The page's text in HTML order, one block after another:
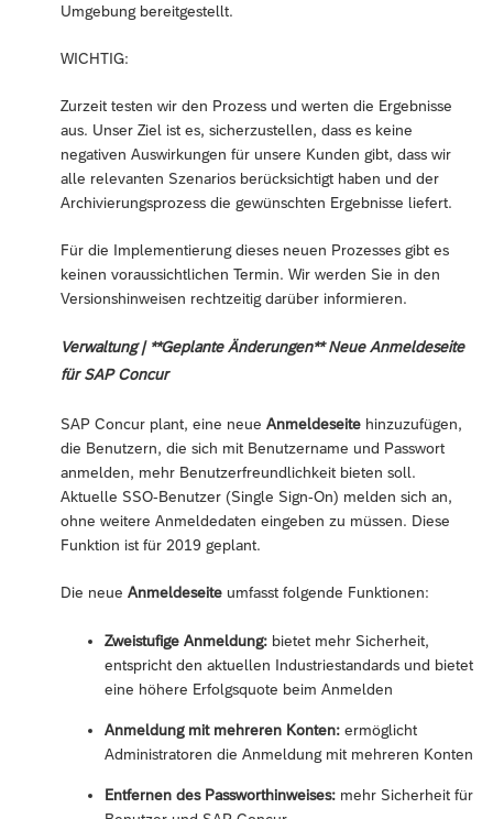
Umgebung bereitgestellt.
WICHTIG:
Zurzeit testen wir den Prozess und werten die Ergebnisse
aus. Unser Ziel ist es, sicherzustellen, dass es keine
negativen Auswirkungen für unsere Kunden gibt, dass wir
alle relevanten Szenarios berücksichtigt haben und der
Archivierungsprozess die gewünschten Ergebnisse liefert.
Für die Implementierung dieses neuen Prozesses gibt es
keinen voraussichtlichen Termin. Wir werden Sie in den
Versionshinweisen rechtzeitig darüber informieren.
Verwaltung | **Geplante Änderungen** Neue Anmeldeseite
für SAP Concur
SAP Concur plant, eine neue Anmeldeseite hinzuzufügen,
die Benutzern, die sich mit Benutzername und Passwort
anmelden, mehr Benutzerfreundlichkeit bieten soll.
Aktuelle SSO-Benutzer (Single Sign-On) melden sich an,
ohne weitere Anmeldedaten eingeben zu müssen. Diese
Funktion ist für 2019 geplant.
Die neue Anmeldeseite umfasst folgende Funktionen:
Zweistufige Anmeldung: bietet mehr Sicherheit,
entspricht den aktuellen Industriestandards und bietet
eine höhere Erfolgsquote beim Anmelden
Anmeldung mit mehreren Konten: ermöglicht
Administratoren die Anmeldung mit mehreren Konten
Entfernen des Passworthinweises: mehr Sicherheit für